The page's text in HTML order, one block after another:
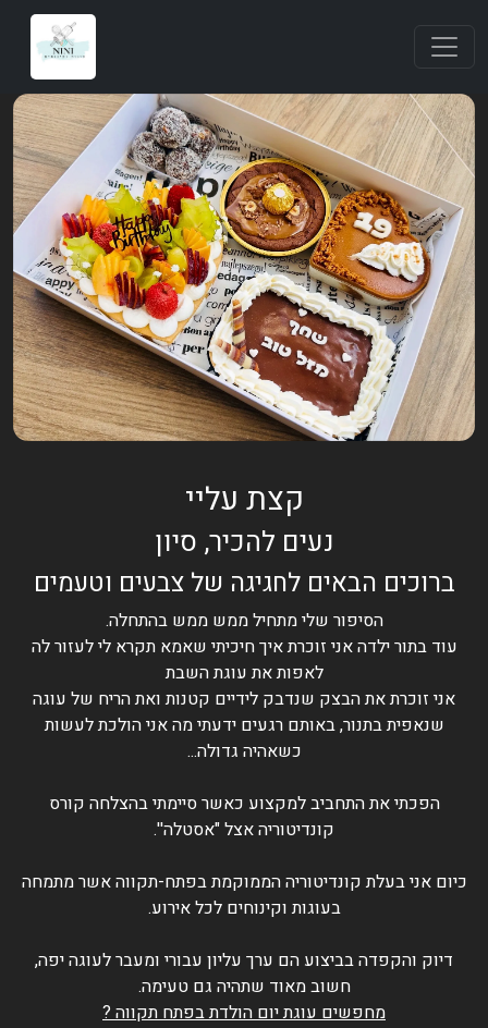
קצת עליי
נעים להכיר, סיון
ברוכים הבאים לחגיגה של צבעים וטעמים
הסיפור שלי מתחיל ממש ממש בהתחלה.
עוד בתור ילדה אני זוכרת איך חיכיתי שאמא תקרא לי לעזור לה
לאפות את עוגת השבת
אני זוכרת את הבצק שנדבק לידיים קטנות ואת הריח של עוגה
שנאפית בתנור, באותם רגעים ידעתי מה אני הולכת לעשות
כשאהיה גדולה...
הפכתי את התחביב למקצוע כאשר סיימתי בהצלחה קורס
קונדיטוריה אצל "אסטלה''.
כיום אני בעלת קונדיטוריה הממוקמת בפתח-תקווה אשר מתמחה
בעוגות וקינוחים לכל אירוע.
דיוק והקפדה בביצוע הם ערך עליון עבורי ומעבר לעוגה יפה,
חשוב מאוד שתהיה גם טעימה.
מחפשים עוגת יום הולדת בפתח תקווה ?